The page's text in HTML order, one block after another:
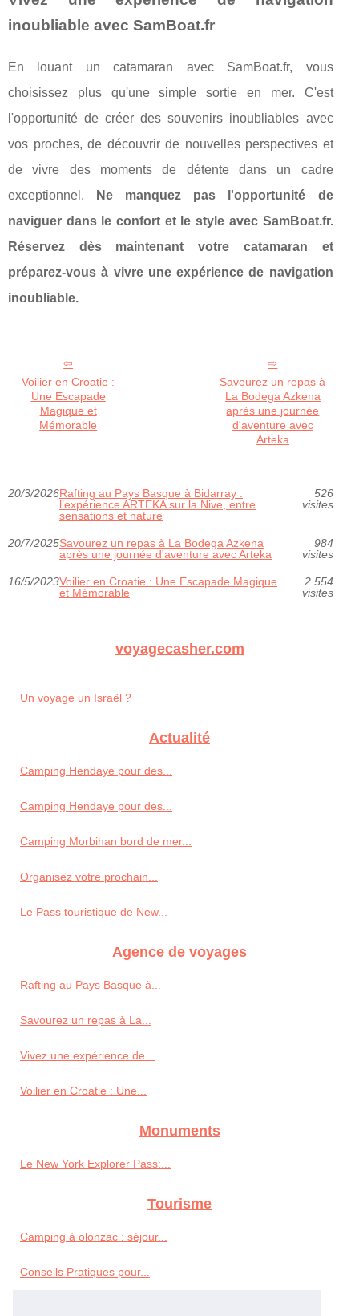
inoubliable avec SamBoat.fr
En louant un catamaran avec SamBoat.fr, vous
choisissez plus qu'une simple sortie en mer. C'est
l'opportunité de créer des souvenirs inoubliables avec
vos proches, de découvrir de nouvelles perspectives et
de vivre des moments de détente dans un cadre
exceptionnel.
Ne manquez pas l'opportunité de
naviguer dans le confort et le style avec SamBoat.fr.
Réservez dès maintenant votre catamaran et
préparez-vous à vivre une expérience de navigation
inoubliable.
Voilier en Croatie :
Une Escapade
Magique et
Mémorable
Savourez un repas à
La Bodega Azkena
après une journée
d'aventure avec
Arteka
20/3/2026Rafting au Pays Basque à Bidarray :
l’expérience ARTEKA sur la Nive, entre
sensations et nature
526
visites
20/7/2025Savourez un repas à La Bodega Azkena
après une journée d'aventure avec Arteka
984
visites
16/5/2023Voilier en Croatie : Une Escapade Magique
et Mémorable
2 554
visites
voyagecasher.com
Un voyage un Israël ?
Actualité
Camping Hendaye pour des...
Camping Hendaye pour des...
Camping Morbihan bord de mer...
Organisez votre prochain...
Le Pass touristique de New...
Agence de voyages
Rafting au Pays Basque à...
Savourez un repas à La...
Vivez une expérience de...
Voilier en Croatie : Une...
Monuments
Le New York Explorer Pass:...
Tourisme
Camping à olonzac : séjour...
Conseils Pratiques pour...